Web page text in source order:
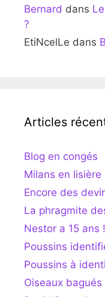
Bernard dans
?
EtiNcelLe dans
Articles
Blog en congés
Milans en lisière
Encore des
La phragmite
Nestor a 15 ans !
Poussins
Poussins à
Oiseaux bagués